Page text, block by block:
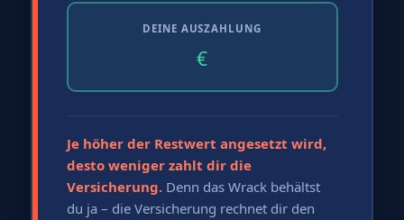
DEINE AUSZAHLUNG
€
Je höher der Restwert angesetzt wird,
desto weniger zahlt dir die
Versicherung.Denn das Wrack behältst
du ja – die Versicherung rechnet dir den